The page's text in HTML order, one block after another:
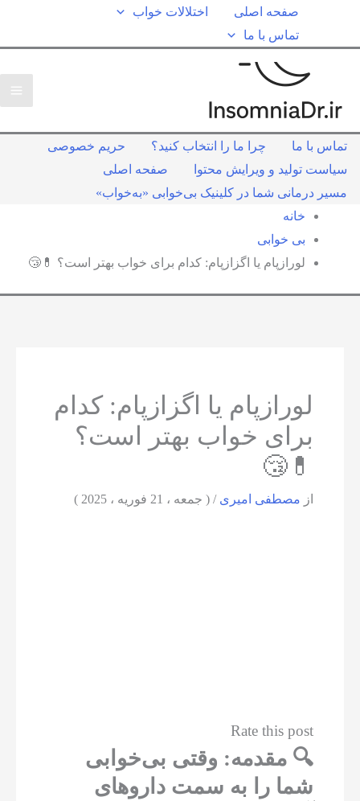
صفحه اصلی
اختلالات خواب
تماس با ما
تماس با ما چرا ما را انتخاب کنید؟
حریم خصوصی
سیاست تولید و ویرایش محتوا
صفحه اصلی
مسیر درمانی شما در کلینیک بی‌خوابی «به‌خواب»
خانه
بی خوابی
لورازپام یا اگزازپام: کدام برای خواب بهتر است؟ 💊😴
لورازپام یا اگزازپام: کدام
برای خواب بهتر است؟
💊😴
از مصطفی امیری/( جمعه ، 21 فوریه ، 2025 )
Rate this post
🔍 مقدمه: وقتی بی‌خوابی
شما را به سمت داروهای